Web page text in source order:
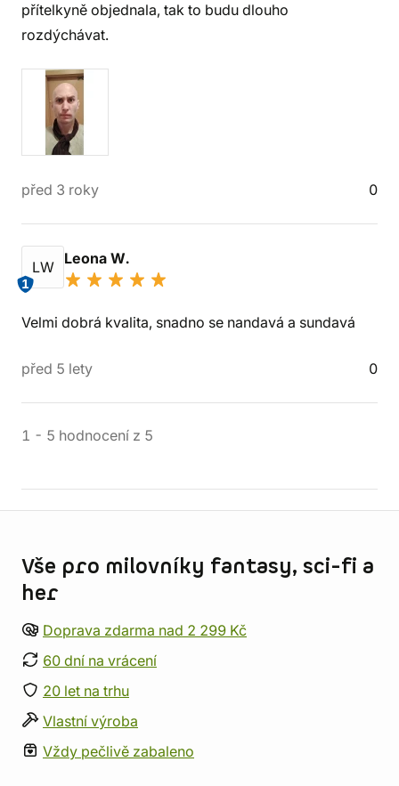
přítelkyně objednala, tak to budu dlouho
rozdýchávat.
před 3 roky 0
LW
1
Leona W.
Velmi dobrá kvalita, snadno se nandavá a sundavá
před 5 lety 0
1 - 5 hodnocení z 5
Vše pro milovníky fantasy, sci-fi a
her
Doprava zdarma nad 2 299 Kč
60 dní na vrácení
20 let na trhu
Vlastní výroba
Vždy pečlivě zabaleno